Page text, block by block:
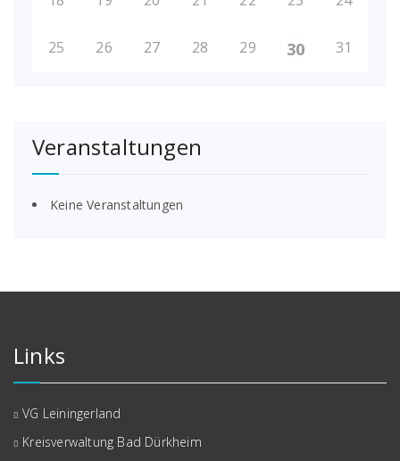
25 26 27 28 29 30 31
Veranstaltungen
Keine Veranstaltungen
Links
VG Leiningerland
Kreisverwaltung Bad Dürkheim